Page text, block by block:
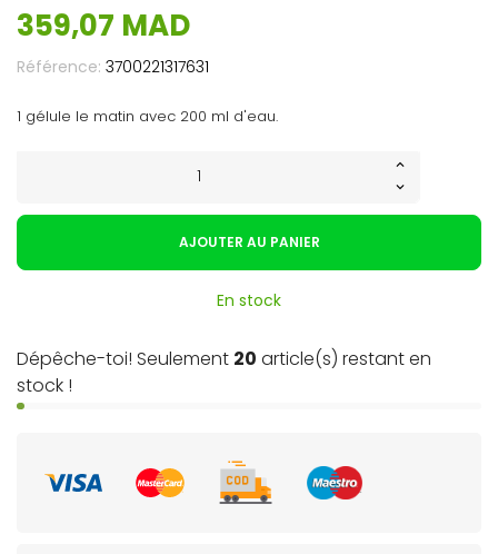
359,07 MAD
Référence: 3700221317631
1 gélule le matin avec 200 ml d'eau.
AJOUTER AU PANIER
En stock
Dépêche-toi! Seulement 20 article(s) restant en
stock !